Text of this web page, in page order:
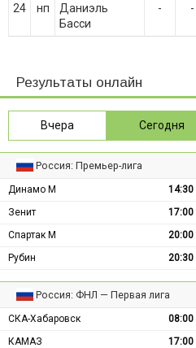
24
нп
Даниэль
Басси
- -
Результаты онлайн
Вчера Сегодня
Россия: Премьер-лига
Динамо М 14:30
Зенит
17:00
Спартак М
20:00
Рубин
20:30
Россия: ФНЛ — Первая лига
СКА-Хабаровск 08:00
КАМАЗ
17:00